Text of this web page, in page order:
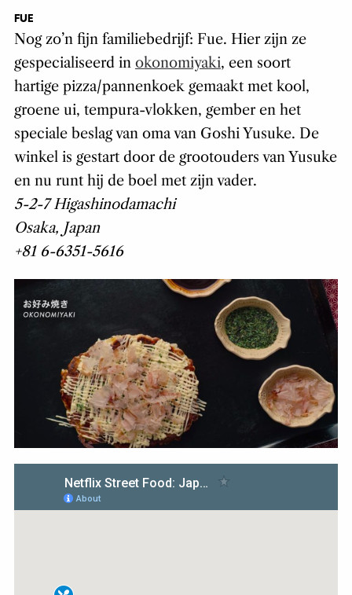
FUE
Nog zo’n fijn familiebedrijf: Fue. Hier zijn ze
gespecialiseerd in okonomiyaki, een soort
hartige pizza/pannenkoek gemaakt met kool,
groene ui, tempura-vlokken, gember en het
speciale beslag van oma van Goshi Yusuke. De
winkel is gestart door de grootouders van Yusuke
en nu runt hij de boel met zijn vader.
5-2-7 Higashinodamachi
Osaka, Japan
+81 6-6351-5616